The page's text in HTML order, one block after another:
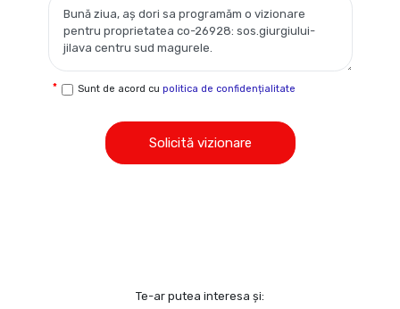
Sunt de acord cu politica de confidențialitate
Solicită vizionare
Te-ar putea interesa și: